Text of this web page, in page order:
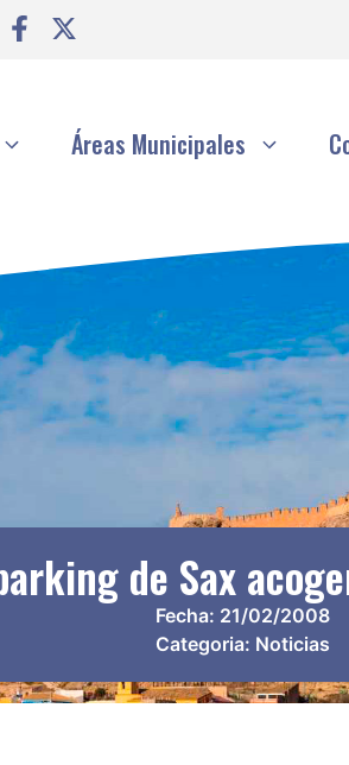
Áreas Municipales
de Sax
Fecha: 21/02/2008
Categoria: Noticias